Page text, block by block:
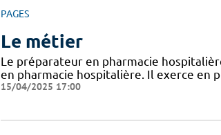
PAGES
Le métier
Le préparateur en pharmacie
en pharmacie hospitalière. Il exerce en
15/04/2025 17:00